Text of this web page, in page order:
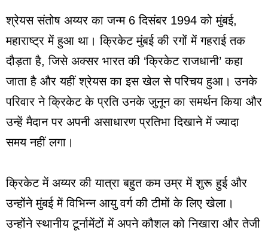
श्रेयस संतोष अय्यर का जन्म 6 दिसंबर 1994 को मुंबई,
महाराष्ट्र में हुआ था। क्रिकेट मुंबई की रगों में गहराई तक
दौड़ता है, जिसे अक्सर भारत की ‘क्रिकेट राजधानी’ कहा
जाता है और यहीं श्रेयस का इस खेल से परिचय हुआ। उनके
परिवार ने क्रिकेट के प्रति उनके जुनून का समर्थन किया और
उन्हें मैदान पर अपनी असाधारण प्रतिभा दिखाने में ज्यादा
समय नहीं लगा।
क्रिकेट में अय्यर की यात्रा बहुत कम उम्र में शुरू हुई और
उन्होंने मुंबई में विभिन्न आयु वर्ग की टीमों के लिए खेला।
उन्होंने स्थानीय टूर्नामेंटों में अपने कौशल को निखारा और तेजी